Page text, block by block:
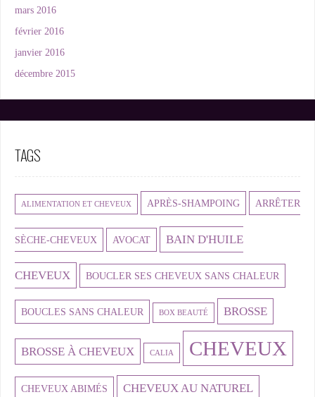
mars 2016
février 2016
janvier 2016
décembre 2015
TAGS
ALIMENTATION ET CHEVEUX APRÈS-SHAMPOING ARRÊTER
SÈCHE-CHEVEUX AVOCAT BAIN D'HUILE
CHEVEUX BOUCLER SES CHEVEUX SANS CHALEUR
BOUCLES SANS CHALEUR BOX BEAUTÉ BROSSE
BROSSE À CHEVEUX CALIA CHEVEUX
CHEVEUX ABIMÉS CHEVEUX AU NATUREL